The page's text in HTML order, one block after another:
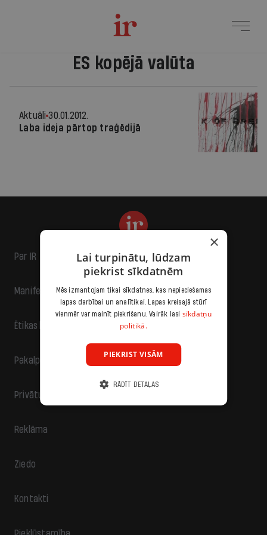
ES kopējā valūta
Aktuāli 30.01.2012.
Laba ideja pārtop traģēdijā
Par IR
Manifests
Ētikas kodekss
Pakalpojumu sniegšanas noteikumi
Privātuma politika
Reklāma
Ziedo
Kontakti
×
Lai turpinātu, lūdzam
piekrist sīkdatnēm
Mēs izmantojam tikai sīkdatnes, kas nepieciešamas
lapas darbībai un analītikai. Lapas kreisajā stūrī
vienmēr var mainīt piekrišanu. Vairāk lasi sīkdatņu
politikā.
PIEKRIST VISĀM
RĀDĪT DETAĻAS